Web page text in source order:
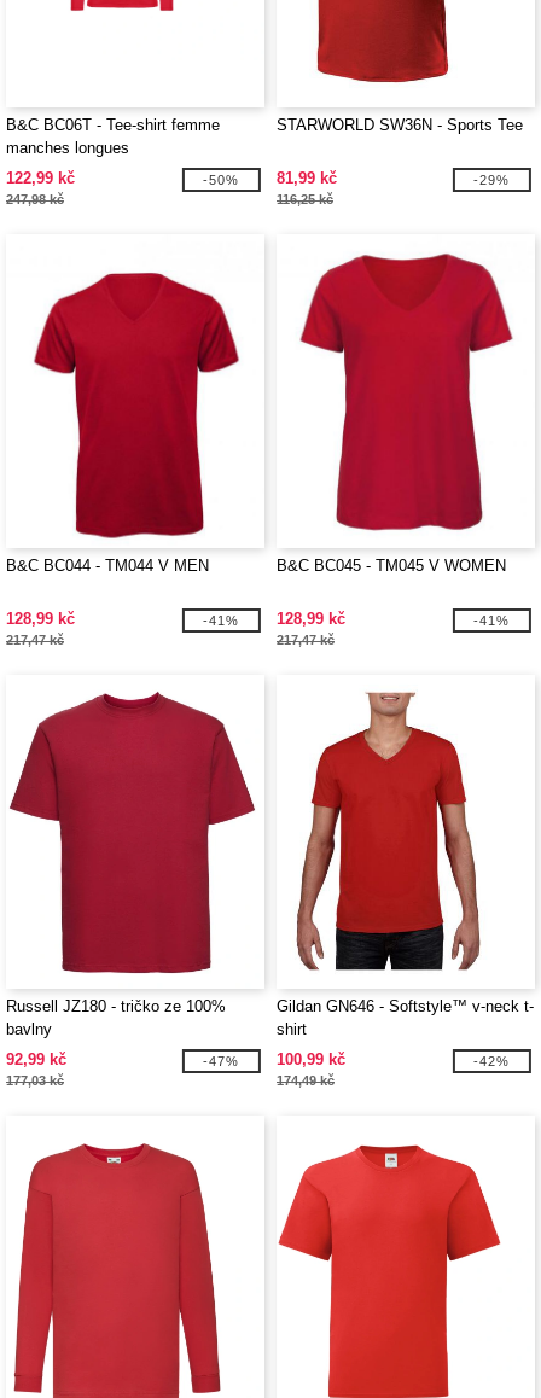
B&C BC06T - Tee-shirt femme
manches longues
122,99 kč
247,98 kč
-50%
STARWORLD SW36N - Sports Tee
81,99 kč
116,25 kč
-29%
B&C BC044 - TM044 V MEN
128,99 kč
217,47 kč
-41%
B&C BC045 - TM045 V WOMEN
128,99 kč
217,47 kč
-41%
Russell JZ180 - tričko ze 100%
bavlny
92,99 kč
177,03 kč
-47%
Gildan GN646 - Softstyle™ v-neck t-
shirt
100,99 kč
174,49 kč
-42%